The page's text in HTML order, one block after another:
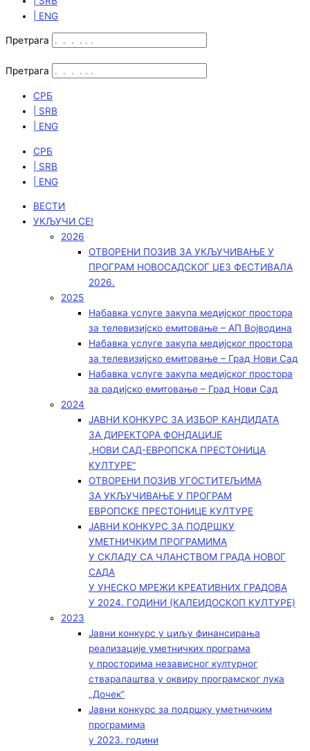
| ENG
Претрага
Претрага
СРБ
| SRB
| ENG
СРБ
| SRB
| ENG
ВЕСТИ
УКЉУЧИ СЕ!
2026
ОТВОРЕНИ ПОЗИВ ЗА УКЉУЧИВАЊЕ У
ПРОГРАМ НОВОСАДСКОГ ЏЕЗ ФЕСТИВАЛА
2026.
2025
Набавка услуге закупа медијског простора
за телевизијско емитовање – АП Војводинa
Набавка услуге закупа медијског простора
за телевизијско емитовање – Град Нови Сад
Набавка услуге закупа медијског простора
за радијско емитовање – Град Нови Сад
2024
ЈАВНИ КОНКУРС ЗА ИЗБОР КАНДИДАТА
ЗА ДИРЕКТОРА ФОНДАЦИЈЕ
„НОВИ САД-ЕВРОПСКА ПРЕСТОНИЦА
КУЛТУРЕ“
ОТВОРЕНИ ПОЗИВ УГОСТИТЕЉИМА
ЗА УКЉУЧИВАЊЕ У ПРОГРАМ
ЕВРОПСКЕ ПРЕСТОНИЦЕ КУЛТУРЕ
ЈАВНИ КОНКУРС ЗА ПОДРШКУ
УМЕТНИЧКИМ ПРОГРАМИМА
У СКЛАДУ СА ЧЛАНСТВОМ ГРАДА НОВОГ
САДА
У УНЕСКО МРЕЖИ КРЕАТИВНИХ ГРАДОВА
У 2024. ГОДИНИ (КАЛЕИДОСКОП КУЛТУРЕ)
2023
Јавни конкурс у циљу финансирања
реализације уметничких програма
у просторима независног културног
стваралаштва у оквиру програмског лука
„Дочек”
Јавни конкурс за подршку уметничким
програмима
у 2023. години